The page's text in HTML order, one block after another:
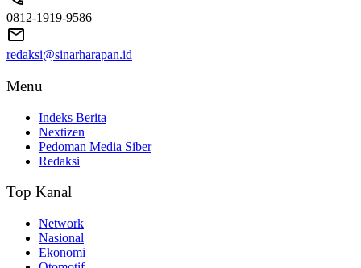
0812-1919-9586
redaksi@sinarharapan.id
Menu
Indeks Berita
Nextizen
Pedoman Media Siber
Redaksi
Top Kanal
Network
Nasional
Ekonomi